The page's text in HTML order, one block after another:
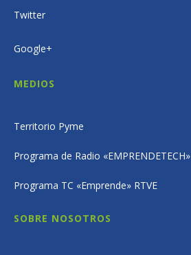
Twitter
Google+
MEDIOS
Territorio Pyme
Programa de Radio «EMPRENDETECH»
Programa TC «Emprende» RTVE
SOBRE NOSOTROS